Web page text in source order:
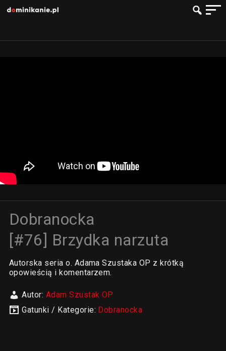
Dobranocka
[#76] Brzydka narzuta
Autorska seria o. Adama Szustaka OP z krótką
opowieścią i komentarzem.
Autor: Adam Szustak OP
Gatunki / Kategorie: Dobranocka